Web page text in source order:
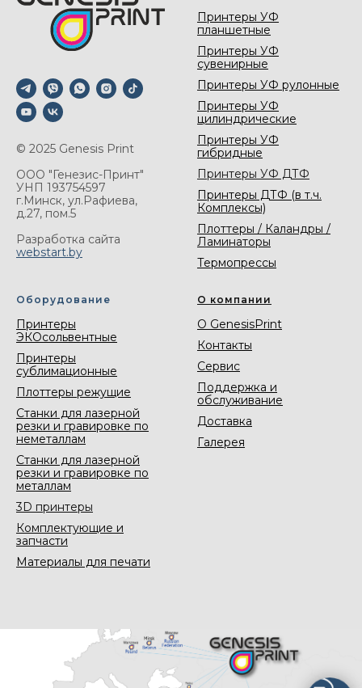
© 2025 Genesis Print
ООО "Генезис-Принт"
УНП 193754597
г.Минск, ул.Рафиева,
д.27, пом.5
Разработка сайта
webstart.by
Принтеры УФ
планшетные
Принтеры УФ
сувенирные
Принтеры УФ рулонные
Принтеры УФ
цилиндрические
Принтеры УФ
гибридные
Принтеры УФ ДТФ
Принтеры ДТФ (в т.ч.
Комплексы)
Плоттеры / Каландры /
Ламинаторы
Термопрессы
Оборудование
Принтеры
ЭКОсольвентные
Принтеры
сублимационные
Плоттеры режущие
Станки для лазерной
резки и гравировке по
неметаллам
Станки для лазерной
резки и гравировке по
металлам
3D принтеры
Комплектующие и
запчасти
Материалы для печати
О компании
О GenesisPrint
Контакты
Сервис
Поддержка и
обслуживание
Доставка
Галерея